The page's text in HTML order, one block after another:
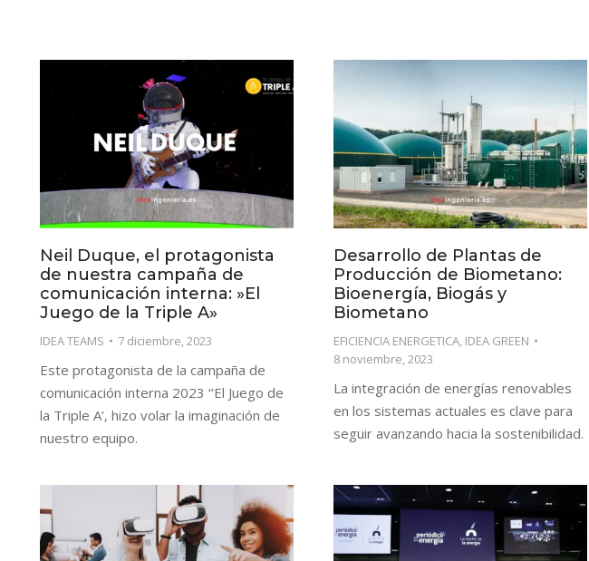
Neil Duque, el protagonista
de nuestra campaña de
comunicación interna: »El
Juego de la Triple A»
IDEA TEAMS 7 diciembre, 2023
Este protagonista de la campaña de
comunicación interna 2023 ‘’El Juego de
la Triple A’, hizo volar la imaginación de
nuestro equipo.
Desarrollo de Plantas de
Producción de Biometano:
Bioenergía, Biogás y
Biometano
EFICIENCIA ENERGETICA, IDEA GREEN
8 noviembre, 2023
La integración de energías renovables
en los sistemas actuales es clave para
seguir avanzando hacia la sostenibilidad.